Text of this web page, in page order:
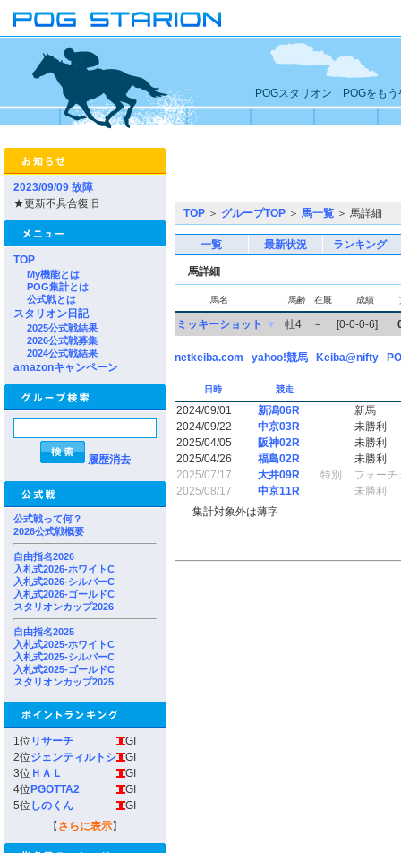
POGスタリオン POGをもう
2023/09/09 故障
★更新不具合復旧
TOP
My機能とは
POG集計とは
公式戦とは
スタリオン日記
2025公式戦結果
2026公式戦募集
2024公式戦結果
amazonキャンペーン
履歴消去
公式戦って何？
2026公式戦概要
自由指名2026
入札式2026-ホワイトC
入札式2026-シルバーC
入札式2026-ゴールドC
スタリオンカップ2026
自由指名2025
入札式2025-ホワイトC
入札式2025-シルバーC
入札式2025-ゴールドC
スタリオンカップ2025
1位 リサーチ
GI
2位ジェンティルトシ
GI
3位 ＨＡＬ
GI
4位 PGOTTA2
GI
5位 しのくん
GI
【 さらに表示】
TOP ＞ グループTOP ＞ 馬一覧 ＞ 馬詳細
一覧 最新状況 ランキング
馬詳細
馬名 馬齢 在厩 成績
ミッキーショット ▼ 牡4 － [0-0-0-6]
netkeiba.com yahoo!競馬 Keiba@nifty
日時 競走
2024/09/01 新潟06R
新馬
2024/09/22
中京03R
未勝利
2025/04/05
阪神02R
未勝利
2025/04/26
福島02R
未勝利
2025/07/17
大井09R 特別
フォーチ
2025/08/17
中京11R
未勝利
集計対象外は薄字